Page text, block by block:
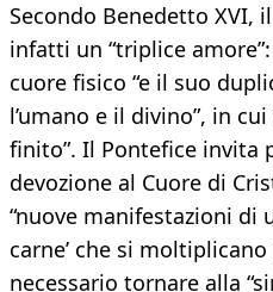
Secondo Benedetto XVI,
infatti un “triplice
cuore fisico “e il suo
l’umano e il divino”, in
finito”. Il Pontefice invita
devozione al Cuore di
“nuove manifestazioni di
carne’ che si moltiplicano
necessario tornare alla